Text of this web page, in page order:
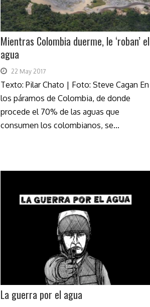
Mientras Colombia duerme, le ‘roban’ el
agua
22 May 2017
Texto: Pilar Chato | Foto: Steve Cagan En
los páramos de Colombia, de donde
procede el 70% de las aguas que
consumen los colombianos, se...
La guerra por el agua